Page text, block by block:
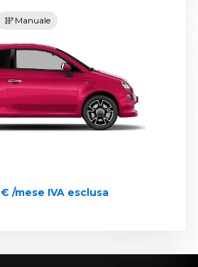
Manuale
€ /mese IVA esclusa